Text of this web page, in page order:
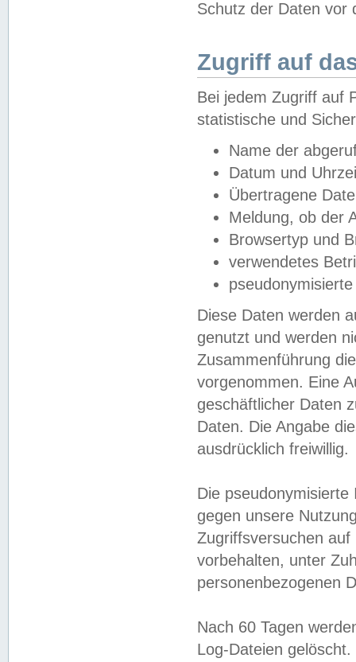
Schutz der Daten vor
Zugriff auf
Bei jedem Zugriff auf
statistische und
Name der
Datum und
Übertragene
Meldung, ob der
Browsertyp und
verwendetes
Diese Daten werden
genutzt und werden
Zusammenführung
vorgenommen. Eine
geschäftlicher Daten
Daten. Die Angabe
ausdrücklich freiwillig.
Die
gegen unsere
Zugriffsversuchen
vorbehalten, unter
personenbezogenen
Nach 60 Tagen
Log-Dateien